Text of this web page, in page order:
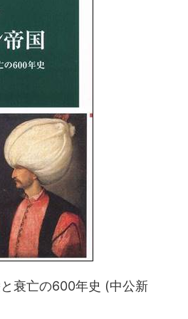
と衰亡の600年史 (中公新